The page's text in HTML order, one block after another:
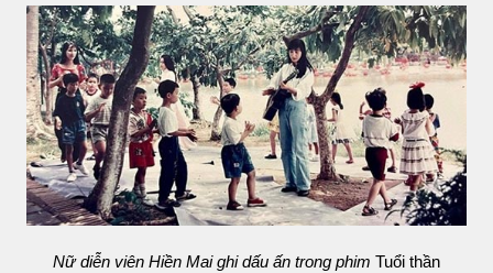
Nữ diễn viên Hiền Mai ghi dấu ấn trong phim Tuổi thần